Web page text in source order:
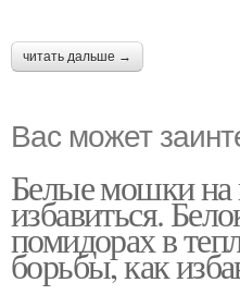
читать дальше →
Вас может
Белые мошки на
избавиться.
помидорах в
борьбы, как